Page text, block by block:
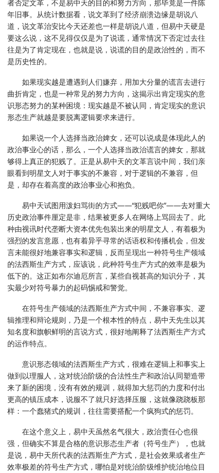
者否定文革，不是易中天的目的和努力方向，那毕竟是一件陈
年旧事。从统计数据看，说文革到了经济崩溃边缘是胡说八
道，说文革治安比今天还差也一样是胡说八道，但易中天硬是
要这么说，这不见得仅仅是为了说谎，通常情况下否定过去往
往是为了肯定现在，也就是说，说谎的目的是政治性的，而不
是历史性的。
如果现实越是遭遇到人们嫌弃，用加大分量的谎言去进行
曲折肯定，也是一种常见的努力方向，这揭示出肯定现实的意
识形态努力的某种困境：现实越是不被认同，肯定现实的意识
形态生产就越是要脱离逻辑要求来进行。
如果说一个人选择当政治婢女，还可以说成是体现此人的
政治事业心的话，那么，一个人选择当政治谎言的婢女，那就
够得上真正的犯贱了。正是从易中天的文革言说中间，我们亲
眼看到明星文人对于事实的不兼容，对于逻辑的不兼容，但
是，却存在着高度的政治事业心和抱负。
易中天试图用泼妇骂街的方式——“犯贱吧你”——去对重大
历史政治事件厘定是非，结果被更多人在网络上骂回去了。此
种由视讯时代垄断大资本优先包装出来的明星文人，有着极为
强烈的发言意愿，也有着异乎寻常的话语权和传播机会，但发
言未能很好地兼容事实和逻辑，反而呈现出一种符号生产领域
的法西斯生产方式，应该说，此种符号生产方式的效率是极为
低下的。这正如布尔迪厄所言，某些自视甚高的知识分子，其
实最少对符号暴力的起码惕戒和警觉。
在符号生产领域的法西斯生产方式中间，不兼容事实、逻
辑推理和辩论规则，乃是一个根本性的特点，易中天先生以其
知名度和旗帜鲜明的言说方式，很好地阐释了法西斯生产方式
的运作特点。
意识形态领域的法西斯生产方式，很难在逻辑上和事实上
做到以理服人，这对统治阶级的合法性生产和政治认同塑造带
来了新的困境，没有有效的规训，就得加大惩罚的力度和付出
更高的镇压成本，说服不了就只好选择压服，这就像跷跷板那
样：一个蠢猪式的规训，往往需要搭配一个疯狗式的惩罚。
在这个意义上，易中天虽然名气很大，政治责任心也很
强，但确实不算是合格的意识形态生产者（符号生产），也就
是说，易中天所代表的法西斯生产方式，是社会效果或者生产
效率极差的符号生产方式，哪怕是对统治阶级维护统治地位目